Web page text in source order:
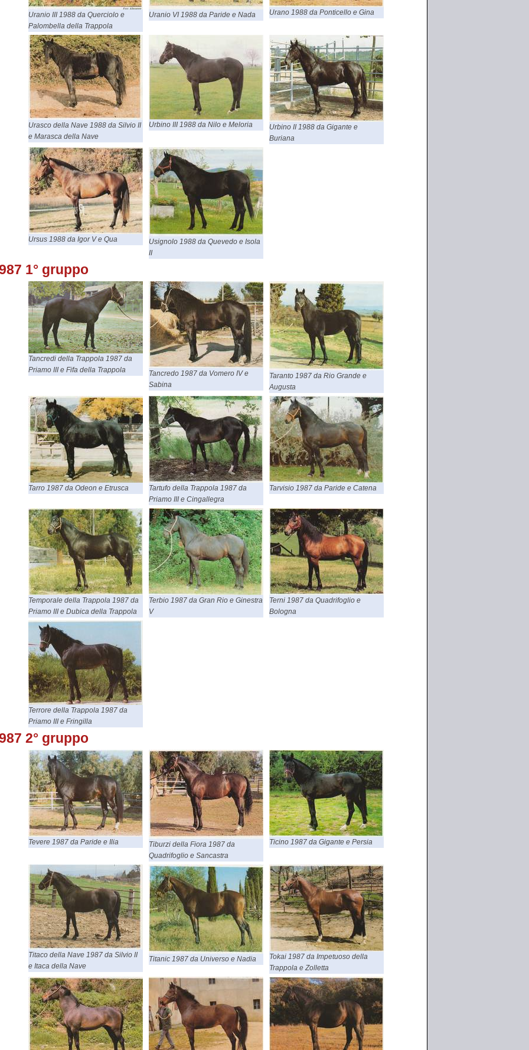
Uranio III 1988 da Querciolo e
Palombella della Trappola
Uranio VI 1988 da Paride e Nada Urano 1988 da Ponticello e Gina
Urasco della Nave 1988 da Silvio II
e Marasca della Nave
Urbino III 1988 da Nilo e Meloria
Urbino II 1988 da Gigante e
Buriana
Ursus 1988 da Igor V e Qua
Usignolo 1988 da Quevedo e Isola
II
1° gruppo
Tancredi della Trappola 1987 da
Priamo III e Fifa della Trappola
Tancredo 1987 da Vomero IV e
Sabina
Taranto 1987 da Rio Grande e
Augusta
Tarro 1987 da Odeon e Etrusca
Tartufo della Trappola 1987 da
Priamo III e Cingallegra
Tarvisio 1987 da Paride e Catena
Temporale della Trappola 1987 da
Priamo III e Dubica della Trappola
Terbio 1987 da Gran Rio e Ginestra
V
Terni 1987 da Quadrifoglio e
Bologna
Terrore della Trappola 1987 da
Priamo III e Fringilla
2° gruppo
Tevere 1987 da Paride e Ilia
Tiburzi della Fiora 1987 da
Quadrifoglio e Sancastra
Ticino 1987 da Gigante e Persia
Titaco della Nave 1987 da Silvio II
e Itaca della Nave
Titanic 1987 da Universo e Nadia
Tokai 1987 da Impetuoso della
Trappola e Zolletta